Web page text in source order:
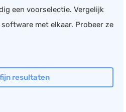
een voorselectie. Vergelijk
met elkaar. Probeer ze
resultaten